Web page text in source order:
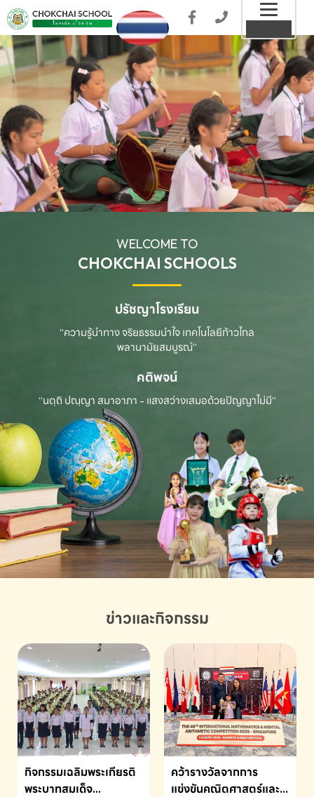
WELCOME TO
CHOKCHAI SCHOOLS
ปรัชญาโรงเรียน
“ความรู้นำทาง จริยธรรมนำใจ เทคโนโลยีก้าวไกล
พลานามัยสมบูรณ์”
คติพจน์
“นตฺถิ ปณฺญา สมาอาภา - แสงสว่างเสมอด้วยปัญญาไม่มี”
ข่าวและกิจกรรม
กิจกรรมเฉลิมพระเกียรติ
พระบาทสมเด็จ
คว้ารางวัลจากการ
แข่งขันคณิตศาสตร์และ